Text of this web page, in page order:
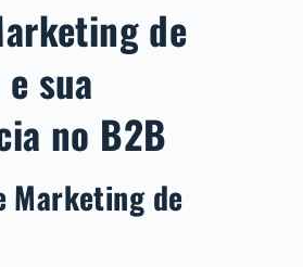
de
sua
no B2B
Marketing de